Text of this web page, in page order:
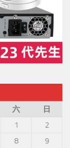
六
日
1
2
8
9